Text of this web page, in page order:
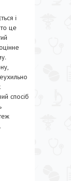
і
це
спосіб